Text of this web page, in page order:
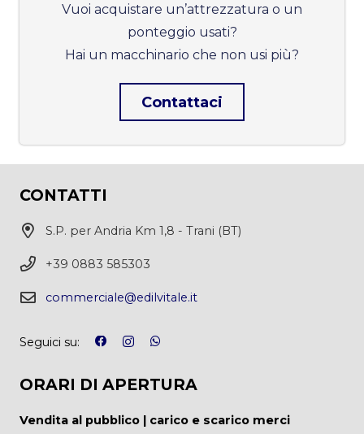
Vuoi acquistare un’attrezzatura o un
ponteggio usati?
Hai un macchinario che non usi più?
Contattaci
CONTATTI
S.P. per Andria Km 1,8 - Trani (BT)
+39 0883 585303
commerciale@edilvitale.it
Seguici su:
ORARI DI APERTURA
Vendita al pubblico | carico e scarico merci